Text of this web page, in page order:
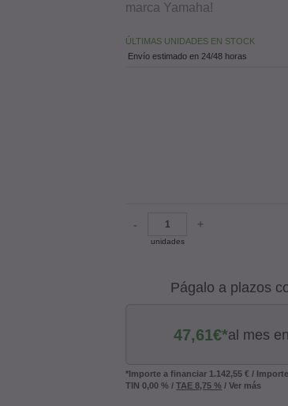
marca Yamaha!
ÚLTIMAS UNIDADES EN STOCK
Envío estimado en 24/48 horas
-
unidades
+
Págalo a plazos
47,61€*al mes en
*Importe a financiar 1.142,55 € /
TIN0,00 % /TAE8,75 % /Ver más